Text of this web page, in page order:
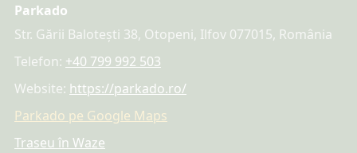
Parkado
Str. Gării Balotești 38, Otopeni, Ilfov 077015, România
Telefon: +40 799 992 503
Website: https://parkado.ro/
Parkado pe Google Maps
Traseu în Waze